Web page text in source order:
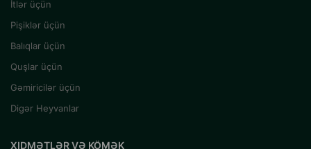
İtlər üçün
Pişiklər üçün
Balıqlar üçün
Quşlar üçün
Gəmiricilər üçün
Digər Heyvanlar
XIDMƏTLƏR VƏ KÖMƏK